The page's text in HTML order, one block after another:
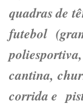
quadras de
futebol
cantina,
corrida e